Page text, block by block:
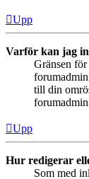
Upp
Varför kan jag
Gränsen
till din
Upp
Hur redigerar
Som med